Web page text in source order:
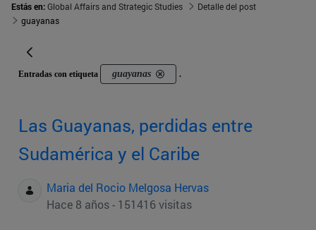
Estás en:Global Affairs and Strategic Studies
Detalle del post
guayanas
Entradas con etiqueta guayanas .
Las Guayanas, perdidas entre
Sudamérica y el Caribe
Maria del Rocio Melgosa Hervas
Hace 8 años - 151416 visitas